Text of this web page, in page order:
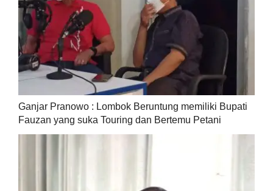
Ganjar Pranowo : Lombok Beruntung memiliki Bupati
Fauzan yang suka Touring dan Bertemu Petani